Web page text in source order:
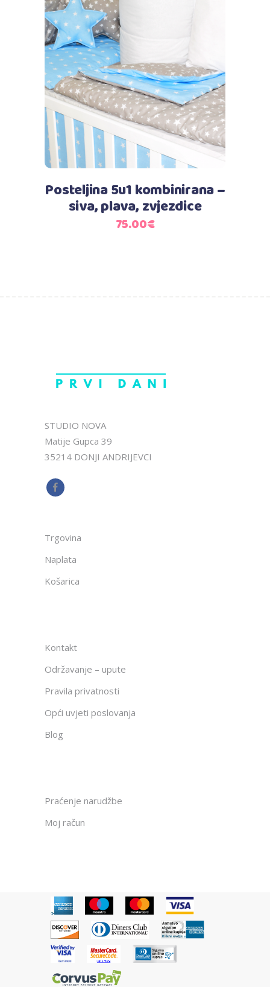
Dodaj u košaricu
Posteljina 5u1 kombinirana –
siva, plava, zvjezdice
75.00€
STUDIO NOVA
Matije Gupca 39
35214 DONJI ANDRIJEVCI
Trgovina
Naplata
Košarica
Kontakt
Održavanje – upute
Pravila privatnosti
Opći uvjeti poslovanja
Blog
Praćenje narudžbe
Moj račun